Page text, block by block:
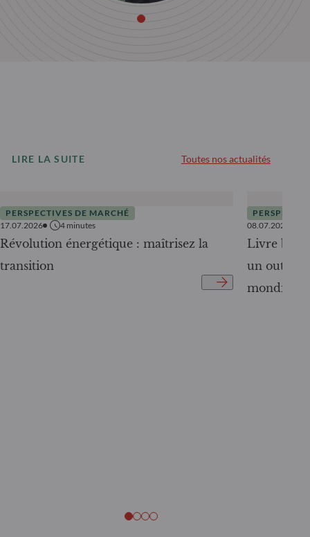
LIRE LA SUITE Toutes nos actualités
PERSPECTIVES DE MARCHÉ
17.07.2026
4 minutes
Révolution énergétique : maîtrisez la
transition
08.07.2026
Livre
un outil
mondiale